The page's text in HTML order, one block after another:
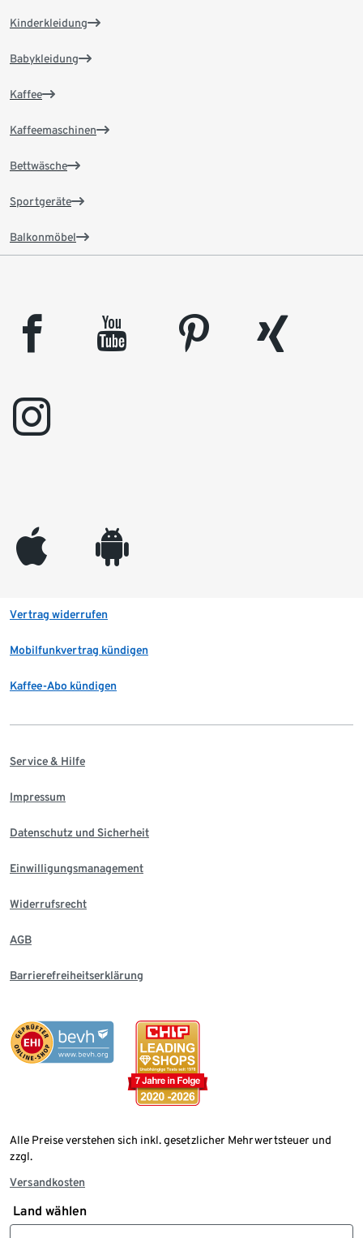
Kinderkleidung
Babykleidung
Kaffee
Kaffeemaschinen
Bettwäsche
Sportgeräte
Balkonmöbel
facebook youtube pinterest
xing
instagram
appleinc android
Vertrag widerrufen
Mobilfunkvertrag kündigen
Kaffee-Abo kündigen
Service & Hilfe
Impressum
Datenschutz und Sicherheit
Einwilligungsmanagement
Widerrufsrecht
AGB
Barrierefreiheitserklärung
Alle Preise verstehen sich inkl. gesetzlicher Mehrwertsteuer und
zzgl.
Versandkosten
Land wählen